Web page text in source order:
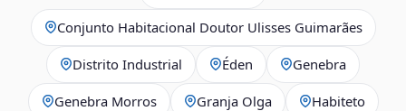
Conjunto Habitacional Doutor Ulisses Guimarães
Distrito Industrial Éden Genebra
Genebra Morros Granja Olga Habiteto